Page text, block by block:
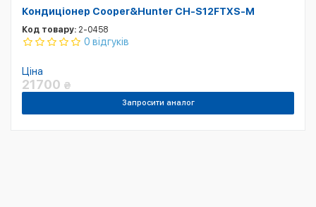
Кондиціонер Cooper&Hunter CH-S12FTXS-M
Код товару: 2-0458
0 відгуків
Ціна
21700 ₴
Запросити аналог